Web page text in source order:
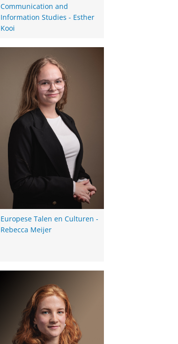
Communication and
Information Studies - Esther
Kooi
Europese Talen en Culturen -
Rebecca Meijer